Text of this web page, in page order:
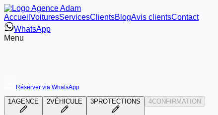
Accueil VoituresServicesClientsBlogAvis clientsContact
WhatsApp
Menu
Réserver via WhatsApp
1AGENCE 2VÉHICULE 3PROTECTIONS 4CONFIRMATION